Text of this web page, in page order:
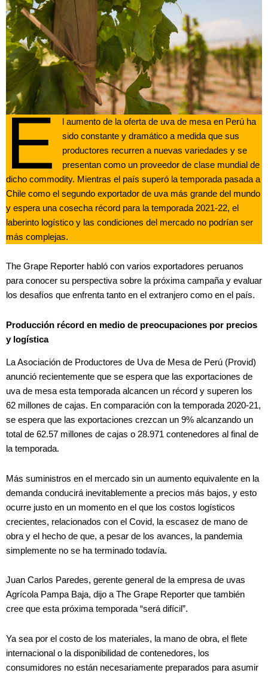
E
l aumento de la oferta de uva de mesa en Perú ha
sido constante y dramático a medida que sus
productores recurren a nuevas variedades y se
presentan como un proveedor de clase mundial de
dicho commodity. Mientras el país superó la temporada pasada a
Chile como el segundo exportador de uva más grande del mundo
y espera una cosecha récord para la temporada 2021-22, el
laberinto logístico y las condiciones del mercado no podrían ser
más complejas.
The Grape Reporter habló con varios exportadores peruanos
para conocer su perspectiva sobre la próxima campaña y evaluar
los desafíos que enfrenta tanto en el extranjero como en el país.
Producción récord en medio de preocupaciones por precios
y logística
La Asociación de Productores de Uva de Mesa de Perú (Provid)
anunció recientemente que se espera que las exportaciones de
uva de mesa esta temporada alcancen un récord y superen los
62 millones de cajas. En comparación con la temporada 2020-21,
se espera que las exportaciones crezcan un 9% alcanzando un
total de 62.57 millones de cajas o 28.971 contenedores al final de
la temporada.
Más suministros en el mercado sin un aumento equivalente en la
demanda conducirá inevitablemente a precios más bajos, y esto
ocurre justo en un momento en el que los costos logísticos
crecientes, relacionados con el Covid, la escasez de mano de
obra y el hecho de que, a pesar de los avances, la pandemia
simplemente no se ha terminado todavía.
Juan Carlos Paredes, gerente general de la empresa de uvas
Agrícola Pampa Baja, dijo a The Grape Reporter que también
cree que esta próxima temporada “será difícil”.
Ya sea por el costo de los materiales, la mano de obra, el flete
internacional o la disponibilidad de contenedores, los
consumidores no están necesariamente preparados para asumir